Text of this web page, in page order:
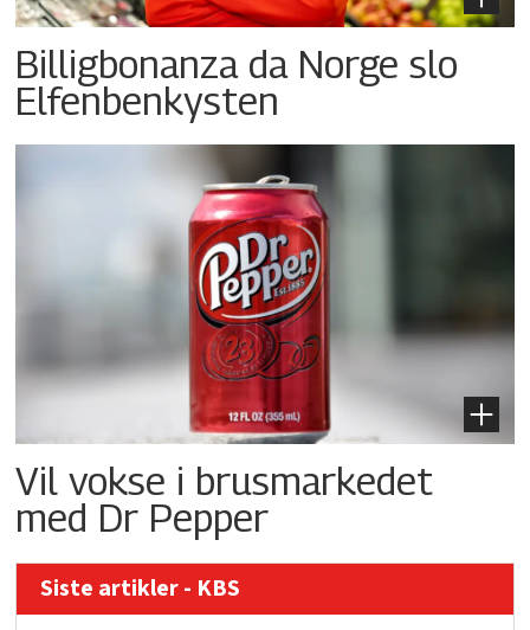
Billigbonanza da Norge slo
Elfenbenkysten
Vil vokse i brusmarkedet
med Dr Pepper
Siste artikler - KBS